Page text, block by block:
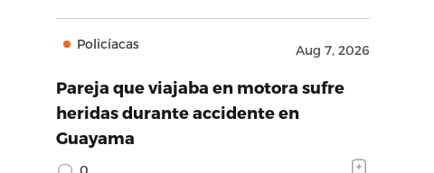
Policíacas Aug 7, 2026
Pareja que viajaba en motora sufre
heridas durante accidente en
Guayama
0